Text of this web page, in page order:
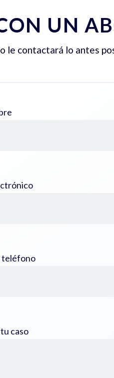
UN
le contactará lo antes
teléfono
caso